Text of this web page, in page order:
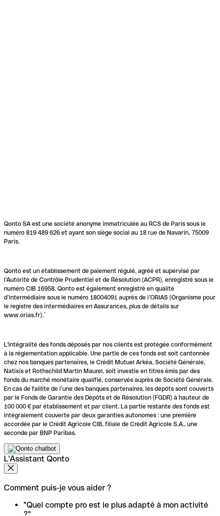
Qonto SA est une société anonyme immatriculée au RCS de Paris sous le
numéro 819 489 626 et ayant son siège social au 18 rue de Navarin, 75009
Paris.
Qonto est un établissement de paiement régulé, agréé et supervisé par
l'Autorité de Contrôle Prudentiel et de Résolution (ACPR), enregistré sous le
numéro CIB 16958. Qonto est également enregistré en qualité
d’intermédiaire sous le numéro 18004091 auprès de l’ORIAS (Organisme pour
le registre des intermédiaires en Assurances, plus de détails sur
www.orias.fr).`
L'intégralité des fonds déposés par nos clients est protégée conformément
à la réglementation applicable. Une partie de ces fonds est soit cantonnée
chez nos banques partenaires, le Crédit Mutuel Arkéa, Société Générale,
Natixis et Rothschild Martin Maurel, soit investie en titres émis par des
fonds du marché monétaire qualifié, conservés auprès de Société Générale.
En cas de faillite de l’une des banques partenaires, les dépôts sont couverts
par le Fonds de Garantie des Dépôts et de Résolution (FGDR) à hauteur de
100 000 € par établissement et par client. La partie restante des fonds est
intégralement couverte par deux garanties autonomes : une première
accordée par le Crédit Agricole CIB, filiale de Crédit Agricole S.A., une
seconde par BNP Paribas.
L'Assistant Qonto
Comment puis-je vous aider ?
"Quel compte pro est le plus adapté à mon activité